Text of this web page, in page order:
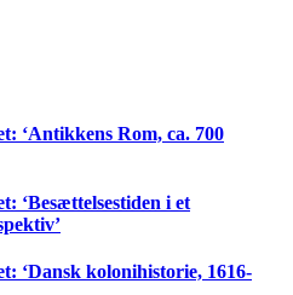
‘Antikkens Rom, ca. 700
‘Besættelsestiden i et
‘Dansk kolonihistorie, 1616-